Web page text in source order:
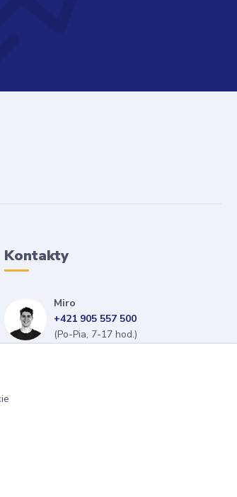
Kontakty
Miro
+421 905 557 500
(Po-Pia, 7-17 hod.)